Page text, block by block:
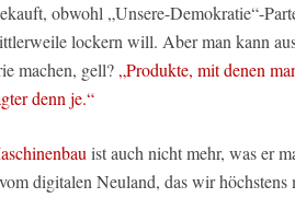
obwohl „Unsere-Demokratie“-
lockern will. Aber man kann
machen, gell? „Produkte, mit denen
denn je.“
ist auch nicht mehr, was er
digitalen Neuland, das wir höchstens